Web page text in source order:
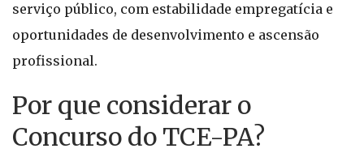
serviço público, com estabilidade empregatícia e
oportunidades de desenvolvimento e ascensão
profissional.
Por que considerar o
Concurso do TCE-PA?